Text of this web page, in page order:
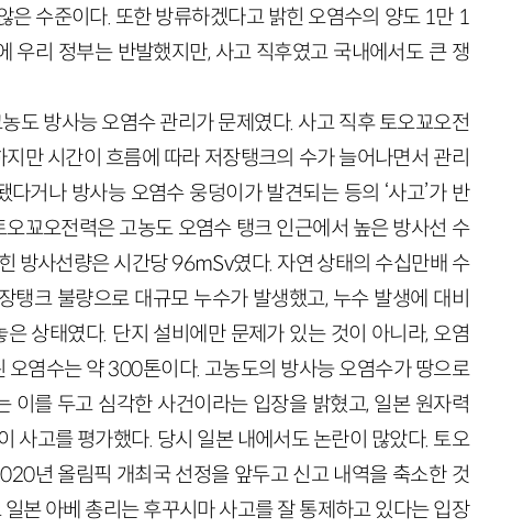
수준이다. 또한 방류하겠다고 밝힌 오염수의 양도 1만 1
우리 정부는 반발했지만, 사고 직후였고 국내에서도 큰 쟁
도 방사능 오염수 관리가 문제였다. 사고 직후 토오꾜오전
만 시간이 흐름에 따라 저장탱크의 수가 늘어나면서 관리
거나 방사능 오염수 웅덩이가 발견되는 등의 ‘사고’가 반
꾜오전력은 고농도 오염수 탱크 인근에서 높은 방사선 수
방사선량은 시간당 96mSv였다. 자연 상태의 수십만배 수
크 불량으로 대규모 누수가 발생했고, 누수 발생에 대비
상태였다. 단지 설비에만 문제가 있는 것이 아니라, 오염
염수는 약 300톤이다. 고농도의 방사능 오염수가 땅으로
이를 두고 심각한 사건이라는 입장을 밝혔고, 일본 원자력
사고를 평가했다. 당시 일본 내에서도 논란이 많았다. 토오
년 올림픽 개최국 선정을 앞두고 신고 내역을 축소한 것
본 아베 총리는 후꾸시마 사고를 잘 통제하고 있다는 입장